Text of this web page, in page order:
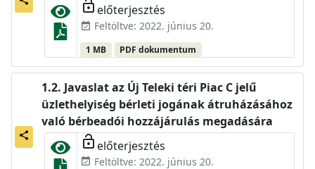
lock_open előterjesztés
event_available Feltöltve: 2022. június 20.
1 MB PDF dokumentum
share
Javaslat az Új Teleki téri Piac C jelű
üzlethelyiség bérleti jogának átruházásához
való bérbeadói hozzájárulás megadására
lock_open előterjesztés
event_available Feltöltve: 2022. június 20.